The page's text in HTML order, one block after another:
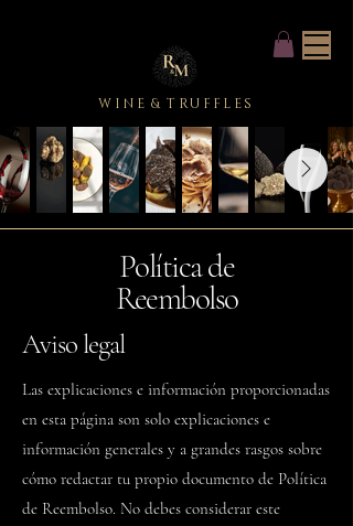
WINE &TRUFFLES
Política de
Reembolso
Aviso legal
Las explicaciones e información proporcionadas
en esta página son solo explicaciones e
información generales y a grandes rasgos sobre
cómo redactar tu propio documento de Política
de Reembolso. No debes considerar este